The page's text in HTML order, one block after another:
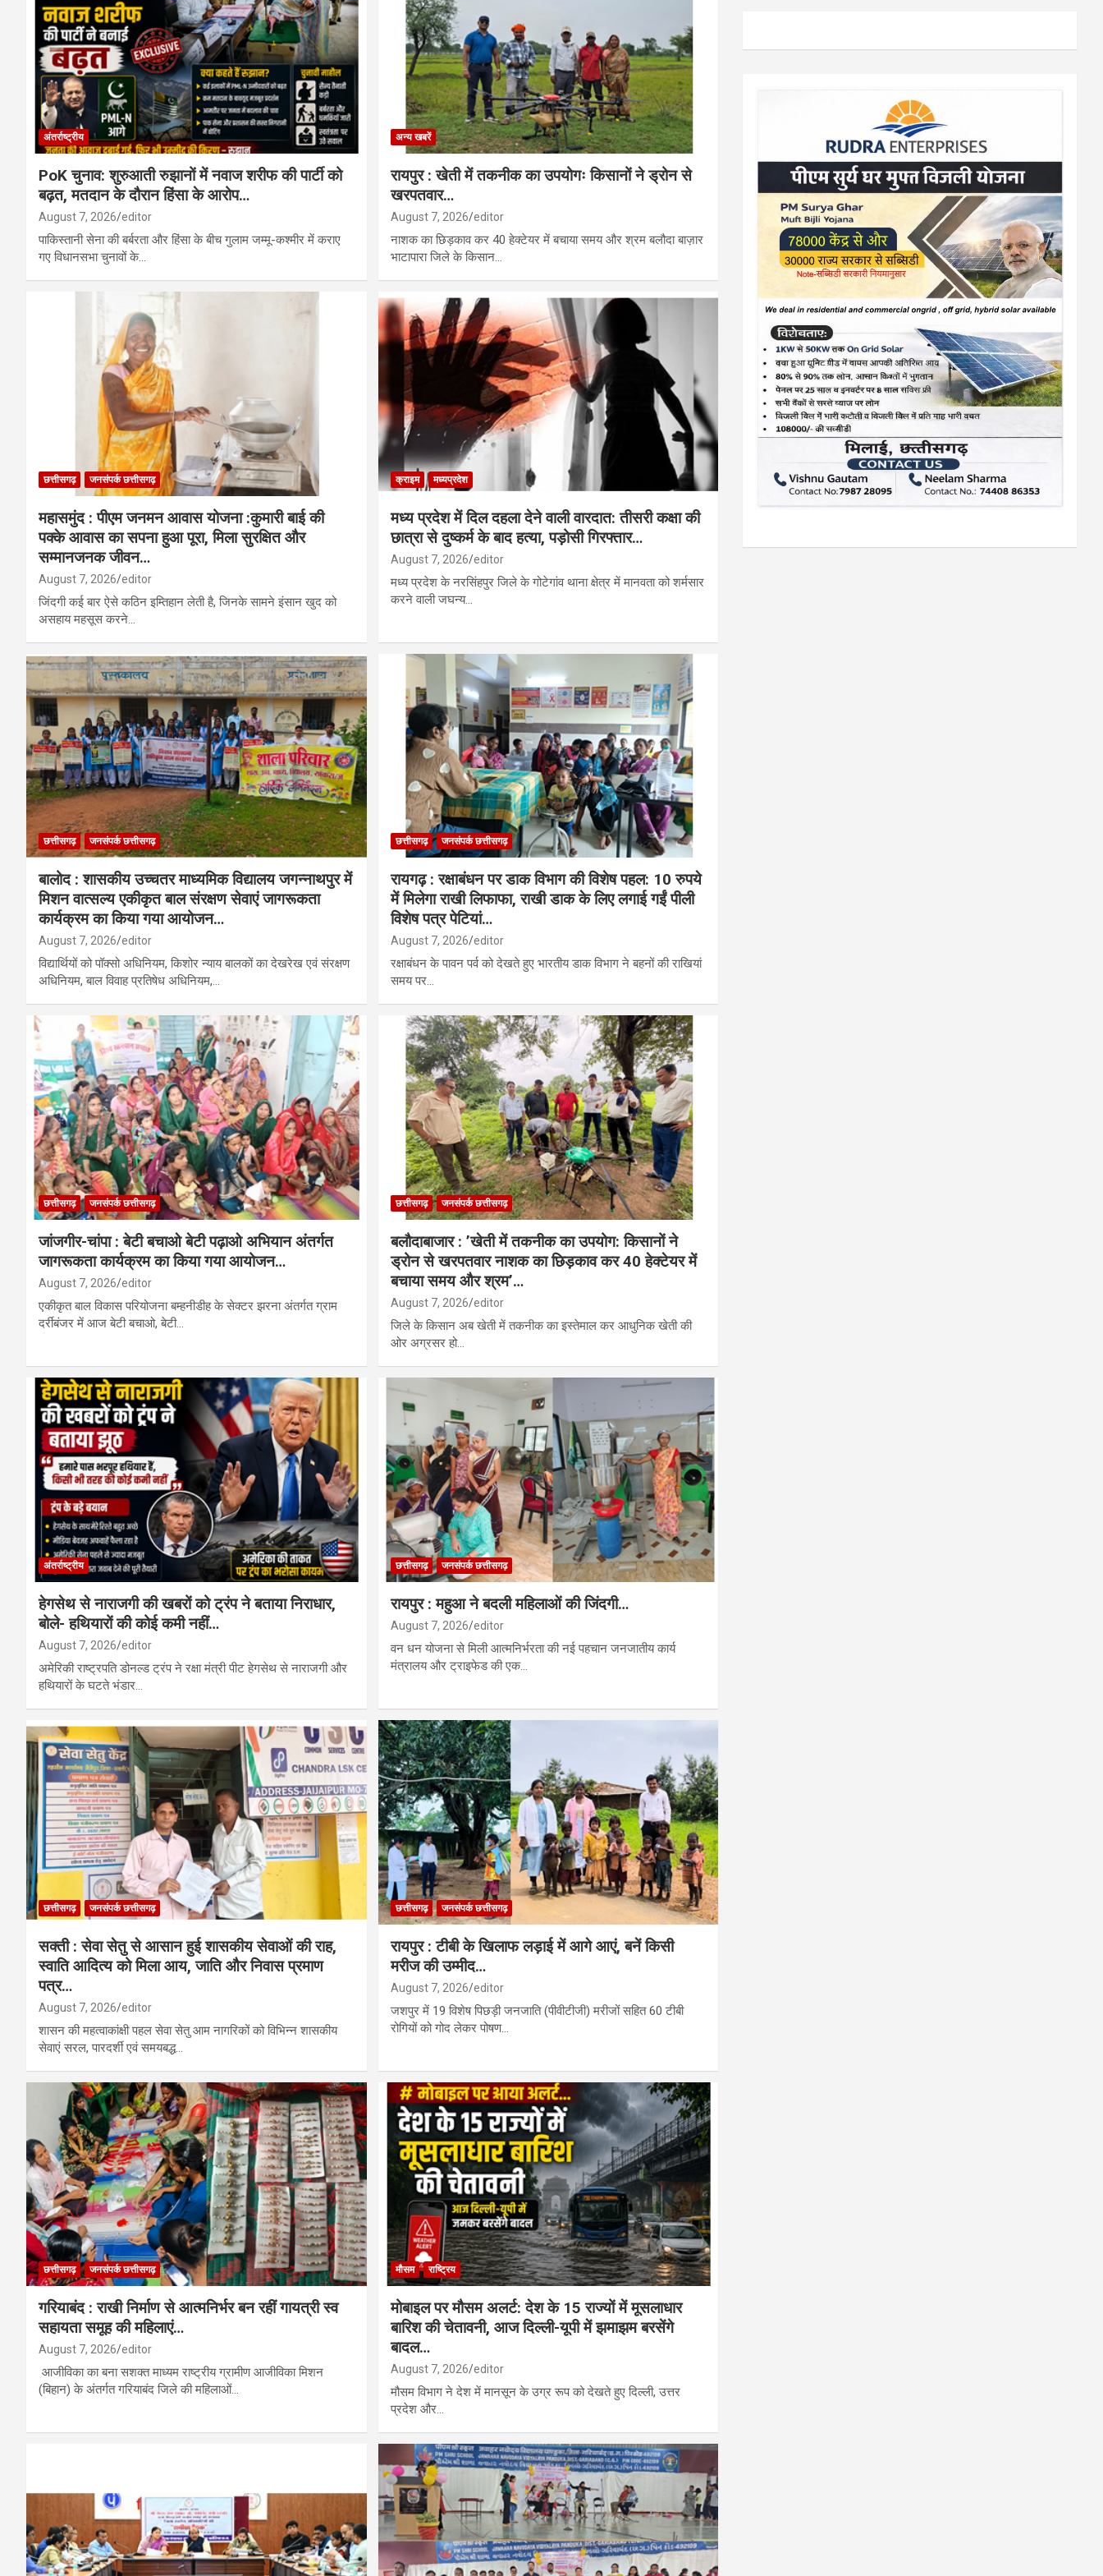
मध्य प्रदेश में दिल दहला देने वाली वारदात: तीसरी कक्षा की छात्रा से दुष्कर्म के बाद हत्या, पड़ोसी गिरफ्तार…
बालोद : शासकीय उच्चतर माध्यमिक विद्यालय जगन्नाथपुर में मिशन वात्सल्य एकीकृत बाल संरक्षण सेवाएं जागरूकता कार्यक्रम का किया गया आयोजन…
अंतर्राष्ट्रीय
PoK चुनाव: शुरुआती रुझानों में नवाज शरीफ की पार्टी को
बढ़त, मतदान के दौरान हिंसा के आरोप…
August 7, 2026 editor
पाकिस्तानी सेना की बर्बरता और हिंसा के बीच गुलाम जम्मू-कश्मीर में कराए
गए विधानसभा चुनावों के…
अन्य खबरें
रायपुर : खेती में तकनीक का उपयोगः किसानों ने ड्रोन से
खरपतवार…
August 7, 2026 editor
नाशक का छिड़काव कर 40 हेक्टेयर में बचाया समय और श्रम बलौदा बाज़ार
भाटापारा जिले के किसान…
छत्तीसगढ़ जनसंपर्क छत्तीसगढ़
महासमुंद : पीएम जनमन आवास योजना :कुमारी बाई की
पक्के आवास का सपना हुआ पूरा, मिला सुरक्षित और
सम्मानजनक जीवन…
August 7, 2026 editor
जिंदगी कई बार ऐसे कठिन इम्तिहान लेती है, जिनके सामने इंसान खुद को
असहाय महसूस करने…
क्राइम मध्यप्रदेश
मध्य प्रदेश में दिल दहला देने वाली वारदात: तीसरी कक्षा की
छात्रा से दुष्कर्म के बाद हत्या, पड़ोसी गिरफ्तार…
August 7, 2026 editor
मध्य प्रदेश के नरसिंहपुर जिले के गोटेगांव थाना क्षेत्र में मानवता को शर्मसार
करने वाली जघन्य…
छत्तीसगढ़ जनसंपर्क छत्तीसगढ़
बालोद : शासकीय उच्चतर माध्यमिक विद्यालय जगन्नाथपुर में
मिशन वात्सल्य एकीकृत बाल संरक्षण सेवाएं जागरूकता
कार्यक्रम का किया गया आयोजन…
August 7, 2026 editor
विद्यार्थियों को पॉक्सो अधिनियम, किशोर न्याय बालकों का देखरेख एवं संरक्षण
अधिनियम, बाल विवाह प्रतिषेध अधिनियम,…
छत्तीसगढ़ जनसंपर्क छत्तीसगढ़
रायगढ़ : रक्षाबंधन पर डाक विभाग की विशेष पहल: 10 रुपये
में मिलेगा राखी लिफाफा, राखी डाक के लिए लगाई गईं पीली
विशेष पत्र पेटियां…
August 7, 2026 editor
रक्षाबंधन के पावन पर्व को देखते हुए भारतीय डाक विभाग ने बहनों की राखियां
समय पर…
छत्तीसगढ़ जनसंपर्क छत्तीसगढ़
जांजगीर-चांपा : बेटी बचाओ बेटी पढ़ाओ अभियान अंतर्गत
जागरूकता कार्यक्रम का किया गया आयोजन…
August 7, 2026 editor
एकीकृत बाल विकास परियोजना बम्हनीडीह के सेक्टर झरना अंतर्गत ग्राम
दर्रीबंजर में आज बेटी बचाओ, बेटी…
छत्तीसगढ़ जनसंपर्क छत्तीसगढ़
बलौदाबाजार : ’खेती में तकनीक का उपयोग: किसानों ने
ड्रोन से खरपतवार नाशक का छिड़काव कर 40 हेक्टेयर में
बचाया समय और श्रम’…
August 7, 2026 editor
जिले के किसान अब खेती में तकनीक का इस्तेमाल कर आधुनिक खेती की
ओर अग्रसर हो…
अंतर्राष्ट्रीय
हेगसेथ से नाराजगी की खबरों को ट्रंप ने बताया निराधार,
बोले- हथियारों की कोई कमी नहीं…
August 7, 2026 editor
अमेरिकी राष्ट्रपति डोनल्ड ट्रंप ने रक्षा मंत्री पीट हेगसेथ से नाराजगी और
हथियारों के घटते भंडार…
छत्तीसगढ़ जनसंपर्क छत्तीसगढ़
रायपुर : महुआ ने बदली महिलाओं की जिंदगी…
August 7, 2026 editor
वन धन योजना से मिली आत्मनिर्भरता की नई पहचान जनजातीय कार्य
मंत्रालय और ट्राइफेड की एक…
छत्तीसगढ़ जनसंपर्क छत्तीसगढ़
सक्ती : सेवा सेतु से आसान हुई शासकीय सेवाओं की राह,
स्वाति आदित्य को मिला आय, जाति और निवास प्रमाण
पत्र…
August 7, 2026 editor
शासन की महत्वाकांक्षी पहल सेवा सेतु आम नागरिकों को विभिन्न शासकीय
सेवाएं सरल, पारदर्शी एवं समयबद्ध…
छत्तीसगढ़ जनसंपर्क छत्तीसगढ़
रायपुर : टीबी के खिलाफ लड़ाई में आगे आएं, बनें किसी
मरीज की उम्मीद…
August 7, 2026 editor
जशपुर में 19 विशेष पिछड़ी जनजाति (पीवीटीजी) मरीजों सहित 60 टीबी
रोगियों को गोद लेकर पोषण…
छत्तीसगढ़ जनसंपर्क छत्तीसगढ़
गरियाबंद : राखी निर्माण से आत्मनिर्भर बन रहीं गायत्री स्व
सहायता समूह की महिलाएं…
August 7, 2026 editor
आजीविका का बना सशक्त माध्यम राष्ट्रीय ग्रामीण आजीविका मिशन
(बिहान) के अंतर्गत गरियाबंद जिले की महिलाओं…
मौसम राष्ट्रिय
मोबाइल पर मौसम अलर्ट: देश के 15 राज्यों में मूसलाधार
बारिश की चेतावनी, आज दिल्ली-यूपी में झमाझम बरसेंगे
बादल…
August 7, 2026 editor
मौसम विभाग ने देश में मानसून के उग्र रूप को देखते हुए दिल्ली, उत्तर
प्रदेश और…